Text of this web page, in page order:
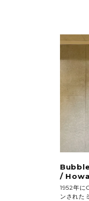
/
1952年に
ンされた